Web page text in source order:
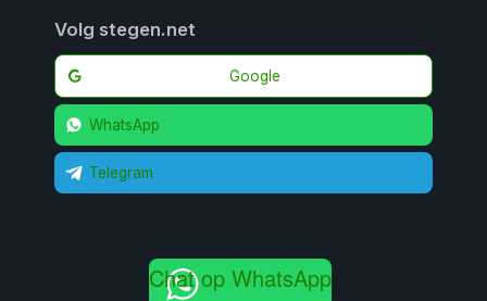
Volg stegen.net
Google
WhatsApp
Telegram
Chat op WhatsApp